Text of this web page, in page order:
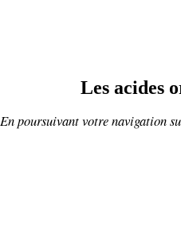
Les acides
En poursuivant votre navigation